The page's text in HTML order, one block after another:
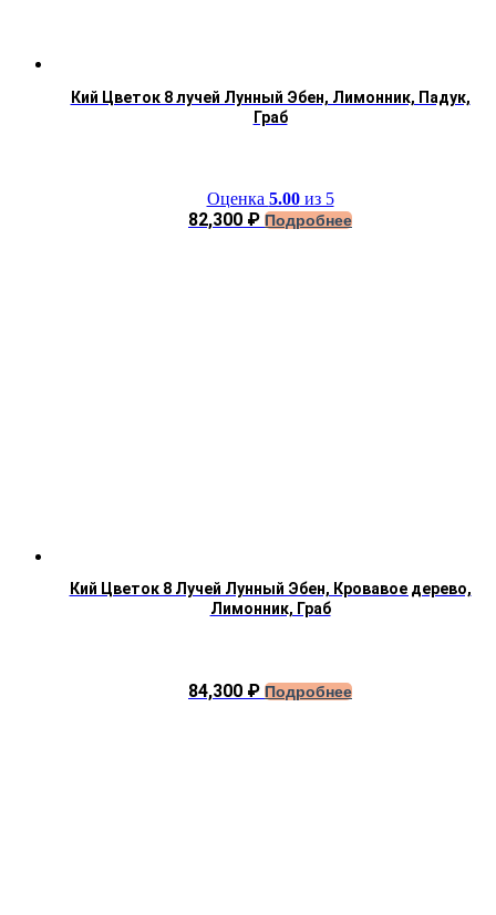
Кий Цветок 8 лучей Лунный Эбен, Лимонник, Падук,
Граб
Оценка 5.00из 5
82,300 ₽ Подробнее
Кий Цветок 8 Лучей Лунный Эбен, Кровавое дерево,
Лимонник, Граб
84,300 ₽ Подробнее